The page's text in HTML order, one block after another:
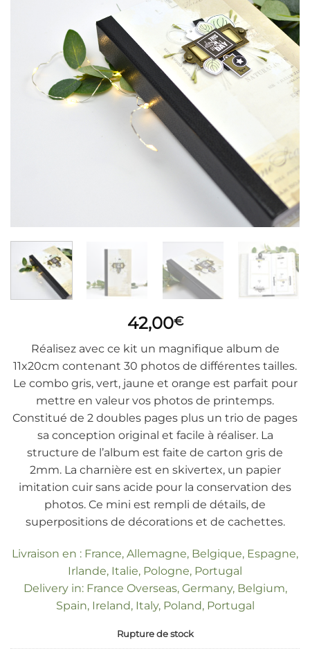
42,00€
Réalisez avec ce kit un magnifique album de
11x20cm contenant 30 photos de différentes tailles.
Le combo gris, vert, jaune et orange est parfait pour
mettre en valeur vos photos de printemps.
Constitué de 2 doubles pages plus un trio de pages
sa conception original et facile à réaliser. La
structure de l’album est faite de carton gris de
2mm. La charnière est en skivertex, un papier
imitation cuir sans acide pour la conservation des
photos. Ce mini est rempli de détails, de
superpositions de décorations et de cachettes.
Livraison en : France, Allemagne, Belgique, Espagne,
Irlande, Italie, Pologne, Portugal
Delivery in: France Overseas, Germany, Belgium,
Spain, Ireland, Italy, Poland, Portugal
Rupture de stock